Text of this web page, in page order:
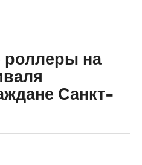
роллеры на
Санкт-